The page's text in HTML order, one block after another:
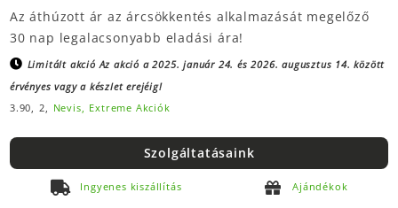
Az áthúzott ár az árcsökkentés alkalmazását megelőző
30 nap legalacsonyabb eladási ára!
Limitált akció Az akció a 2025. január 24. és 2026. augusztus 14. között
érvényes vagy a készlet erejéig!
3.90, 2, Nevis, Extreme Akciók
Szolgáltatásaink
Ingyenes kiszállítás Ajándékok